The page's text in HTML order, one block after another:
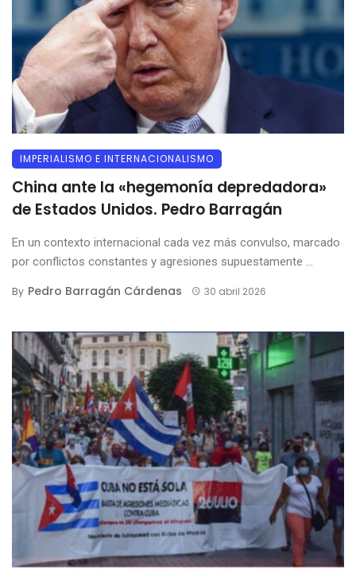
IMPERIALISMO E INTERNACIONALISMO
China ante la «hegemonía depredadora»
de Estados Unidos. Pedro Barragán
En un contexto internacional cada vez más convulso, marcado
por conflictos constantes y agresiones supuestamente ...
By Pedro Barragán Cárdenas 30 abril 2026